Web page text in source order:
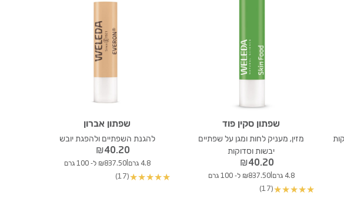
שפתון סקין פוד
מזין, מעניק לחות ומגן על שפתיים
יבשות וסדוקות
₪40.20
4.8 גרם |₪837.50 ל- 100 גרם
★
★
★
★
★
(17)
שפתון אברון
להגנת השפתיים ולהפגת יובש
₪40.20
4.8 גרם |₪837.50 ל- 100 גרם
★
★
★
★
★
(17)